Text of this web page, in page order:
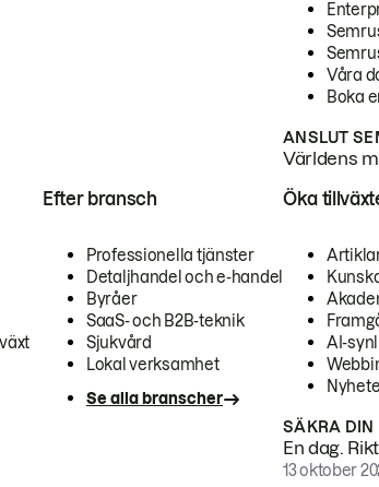
Våra
Boka
ANSLUT
Världens
Efter bransch
Professionella tjänster
Detaljhandel och e-handel
Byråer
SaaS- och B2B-teknik
Sjukvård
Lokal verksamhet
Se alla branscher
Öka
AI-
SÄKRA DIN
En dag.
13 oktober